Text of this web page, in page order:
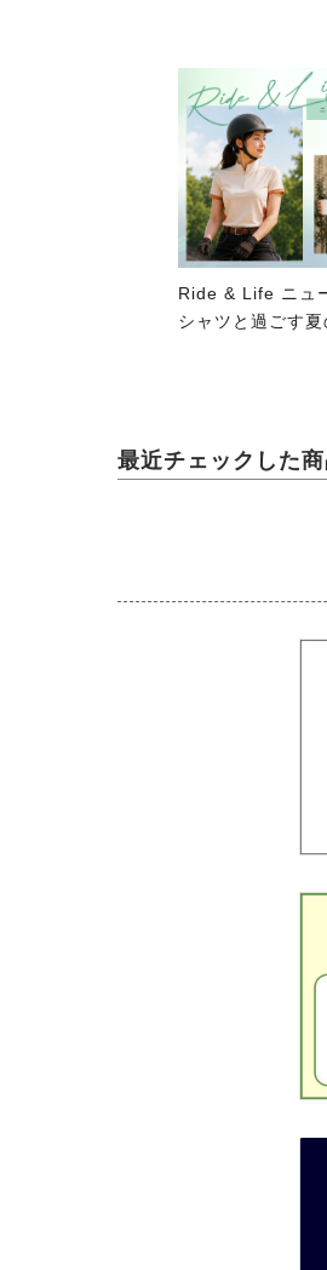
Ride & Life ニュ
シャツと過ごす夏
最近チェックした